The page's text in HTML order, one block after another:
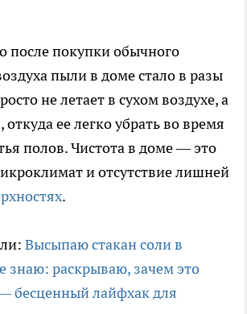
после покупки обычного
пыли в доме стало в разы
не летает в сухом воздухе, а
откуда ее легко убрать во время
полов. Чистота в доме — это
и отсутствие лишней
.
Высыпаю стакан соли в
знаю: раскрываю, зачем это
бесценный лайфхак для